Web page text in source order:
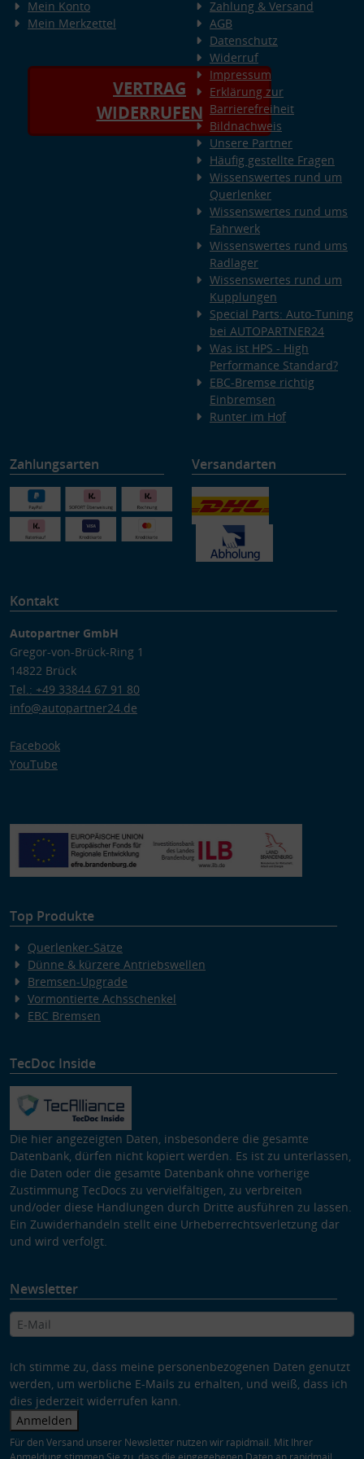
Mein Konto
Mein Merkzettel
VERTRAG
WIDERRUFEN
Zahlung & Versand
AGB
Datenschutz
Widerruf
Impressum
Erklärung zur
Barrierefreiheit
Bildnachweis
Unsere Partner
Häufig gestellte Fragen
Wissenswertes rund um
Querlenker
Wissenswertes rund ums
Fahrwerk
Wissenswertes rund ums
Radlager
Wissenswertes rund um
Kupplungen
Special Parts: Auto-Tuning
bei AUTOPARTNER24
Was ist HPS - High
Performance Standard?
EBC-Bremse richtig
Einbremsen
Runter im Hof
Zahlungsarten Versandarten
Kontakt
Autopartner GmbH
Gregor-von-Brück-Ring 1
14822 Brück
Tel.: +49 33844 67 91 80
info@autopartner24.de
Facebook
YouTube
Top Produkte
Querlenker-Sätze
Dünne & kürzere Antriebswellen
Bremsen-Upgrade
Vormontierte Achsschenkel
EBC Bremsen
TecDoc Inside
Die hier angezeigten Daten, insbesondere die gesamte
Datenbank, dürfen nicht kopiert werden. Es ist zu unterlassen,
die Daten oder die gesamte Datenbank ohne vorherige
Zustimmung TecDocs zu vervielfältigen, zu verbreiten
und/oder diese Handlungen durch Dritte ausführen zu lassen.
Ein Zuwiderhandeln stellt eine Urheberrechtsverletzung dar
und wird verfolgt.
Newsletter
Ich stimme zu, dass meine personenbezogenen Daten genutzt
werden, um werbliche E-Mails zu erhalten, und weiß, dass ich
dies jederzeit widerrufen kann.
Anmelden
Für den Versand unserer Newsletter nutzen wir rapidmail. Mit Ihrer